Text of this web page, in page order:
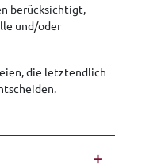
berücksichtigt,
und/oder
die letztendlich